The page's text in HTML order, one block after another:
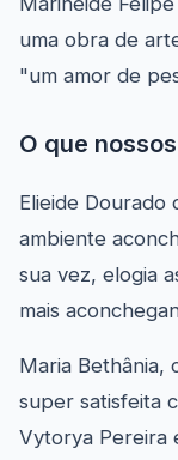
uma obra de
"um amor de
O que
Elieide Dourado
ambiente
sua vez, elogia
mais
Maria Bethânia,
super satisfeita
Vytorya Pereira